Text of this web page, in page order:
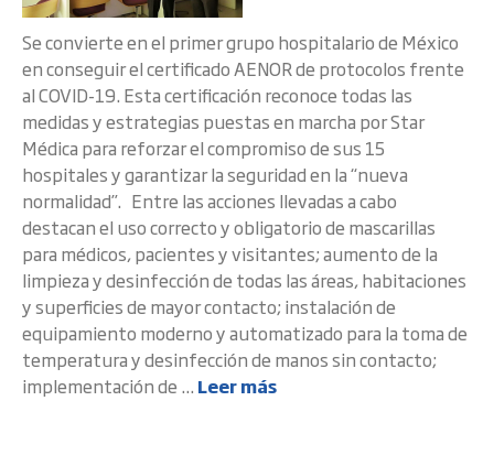
Se convierte en el primer grupo hospitalario de México
en conseguir el certificado AENOR de protocolos frente
al COVID-19. Esta certificación reconoce todas las
medidas y estrategias puestas en marcha por Star
Médica para reforzar el compromiso de sus 15
hospitales y garantizar la seguridad en la “nueva
normalidad”. Entre las acciones llevadas a cabo
destacan el uso correcto y obligatorio de mascarillas
para médicos, pacientes y visitantes; aumento de la
limpieza y desinfección de todas las áreas, habitaciones
y superficies de mayor contacto; instalación de
equipamiento moderno y automatizado para la toma de
temperatura y desinfección de manos sin contacto;
implementación de ... Leer más